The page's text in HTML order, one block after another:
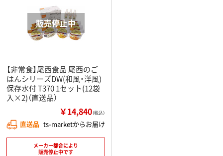
【非常食】尾西食品 尾西のご
はんシリーズDW(和風・洋風)
保存水付 T370 1セット(12袋
入×2)（直送品）
￥14,840（税込）
直送品 ts-marketからお届け
メーカー都合により
販売停止中です